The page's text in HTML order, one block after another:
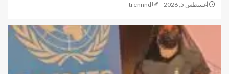
أغسطس 5, 2026 trennnd